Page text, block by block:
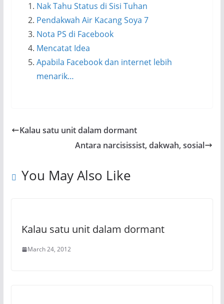
Nak Tahu Status di Sisi Tuhan
Pendakwah Air Kacang Soya 7
Nota PS di Facebook
Mencatat Idea
Apabila Facebook dan internet lebih
menarik…
Kalau satu unit dalam dormant
Antara narcisissist, dakwah, sosial
You May Also Like
Kalau satu unit dalam dormant
March 24, 2012